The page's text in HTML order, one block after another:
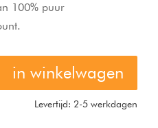
100% puur
in winkelwagen
Levertijd: 2-5 werkdagen